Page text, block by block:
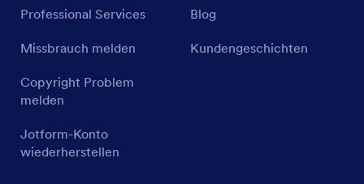
Professional Services
Missbrauch melden
Copyright Problem
melden
Jotform-Konto
wiederherstellen
Blog
Kundengeschichten